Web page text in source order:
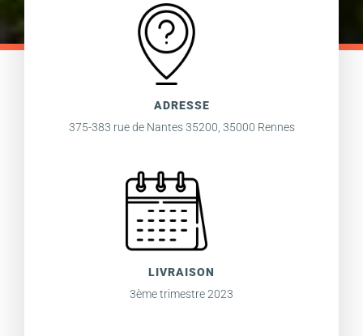
ADRESSE
375-383 rue de Nantes 35200, 35000 Rennes
LIVRAISON
3ème trimestre 2023